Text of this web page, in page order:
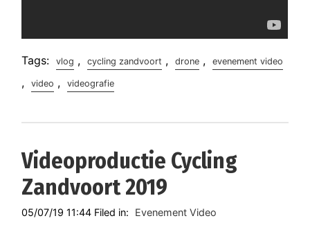
Tags: vlog , cycling zandvoort , drone , evenement video
, video , videografie
Videoproductie Cycling
Zandvoort 2019
05/07/19 11:44 Filed in: Evenement Video